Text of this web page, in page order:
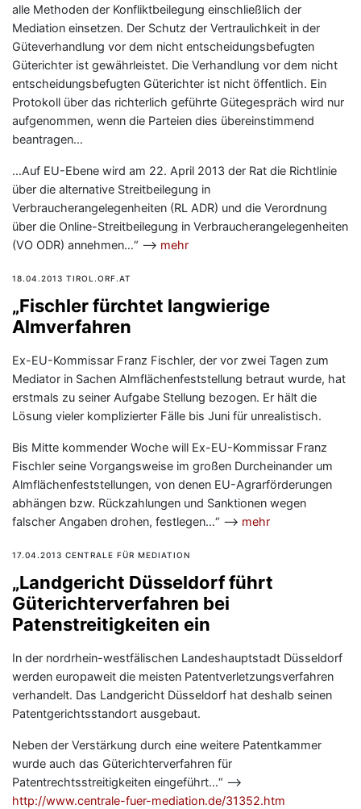
alle Methoden der Konfliktbeilegung einschließlich der
Mediation einsetzen. Der Schutz der Vertraulichkeit in der
Güteverhandlung vor dem nicht entscheidungsbefugten
Güterichter ist gewährleistet. Die Verhandlung vor dem nicht
entscheidungsbefugten Güterichter ist nicht öffentlich. Ein
Protokoll über das richterlich geführte Gütegespräch wird nur
aufgenommen, wenn die Parteien dies übereinstimmend
beantragen…
…Auf EU-Ebene wird am 22. April 2013 der Rat die Richtlinie
über die alternative Streitbeilegung in
Verbraucherangelegenheiten (RL ADR) und die Verordnung
über die Online-Streitbeilegung in Verbraucherangelegenheiten
(VO ODR) annehmen…“ —> mehr
18.04.2013 TIROL.ORF.AT
„Fischler fürchtet langwierige
Almverfahren
Ex-EU-Kommissar Franz Fischler, der vor zwei Tagen zum
Mediator in Sachen Almflächenfeststellung betraut wurde, hat
erstmals zu seiner Aufgabe Stellung bezogen. Er hält die
Lösung vieler komplizierter Fälle bis Juni für unrealistisch.
Bis Mitte kommender Woche will Ex-EU-Kommissar Franz
Fischler seine Vorgangsweise im großen Durcheinander um
Almflächenfeststellungen, von denen EU-Agrarförderungen
abhängen bzw. Rückzahlungen und Sanktionen wegen
falscher Angaben drohen, festlegen…“ —> mehr
17.04.2013 CENTRALE FÜR MEDIATION
„Landgericht Düsseldorf führt
Güterichterverfahren bei
Patenstreitigkeiten ein
In der nordrhein-westfälischen Landeshauptstadt Düsseldorf
werden europaweit die meisten Patentverletzungsverfahren
verhandelt. Das Landgericht Düsseldorf hat deshalb seinen
Patentgerichtsstandort ausgebaut.
Neben der Verstärkung durch eine weitere Patentkammer
wurde auch das Güterichterverfahren für
Patentrechtsstreitigkeiten eingeführt…“ —>
http://www.centrale-fuer-mediation.de/31352.htm